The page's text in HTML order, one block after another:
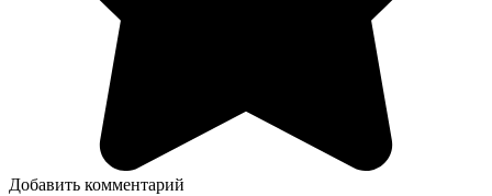
Добавить комментарий